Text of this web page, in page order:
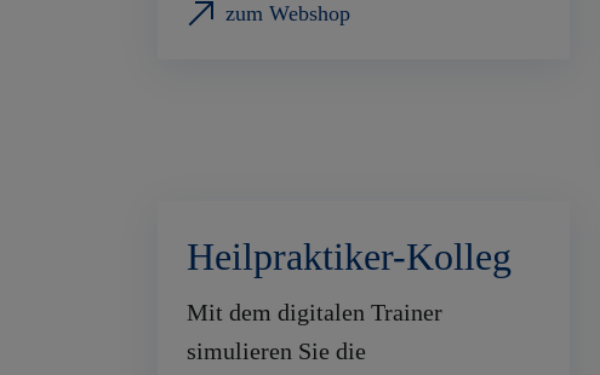
zum Webshop
Heilpraktiker-Kolleg
Mit dem digitalen Trainer
simulieren Sie die